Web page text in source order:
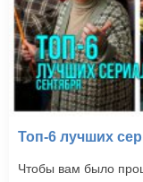
Топ-6 лучших
Чтобы вам было